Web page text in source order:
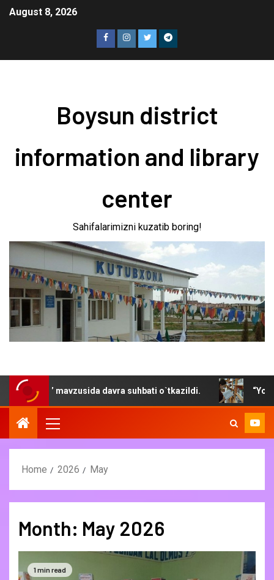
August 8, 2026
Boysun district
information and library
center
Sahifalarimizni kuzatib boring!
davra suhbati o`tkazildi. “Yoz- kitob
Home 2026 May
Month: May 2026
1 min read